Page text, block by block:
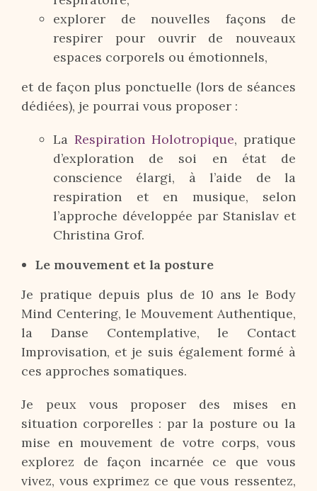
explorer de nouvelles façons de
respirer pour ouvrir de nouveaux
espaces corporels ou émotionnels,
et de façon plus ponctuelle (lors de séances
dédiées), je pourrai vous proposer :
La Respiration Holotropique, pratique
d’exploration de soi en état de
conscience élargi, à l’aide de la
respiration et en musique, selon
l’approche développée par Stanislav et
Christina Grof.
Le mouvement et la posture
Je pratique depuis plus de 10 ans le Body
Mind Centering, le Mouvement Authentique,
la Danse Contemplative, le Contact
Improvisation, et je suis également formé à
ces approches somatiques.
Je peux vous proposer des mises en
situation corporelles : par la posture ou la
mise en mouvement de votre corps, vous
explorez de façon incarnée ce que vous
vivez, vous exprimez ce que vous ressentez,